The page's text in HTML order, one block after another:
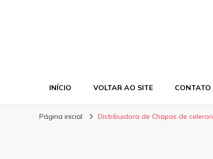
INÍCIO VOLTAR AO SITE CONTATO
Página inicial Distribuidora de Chapas de celeron